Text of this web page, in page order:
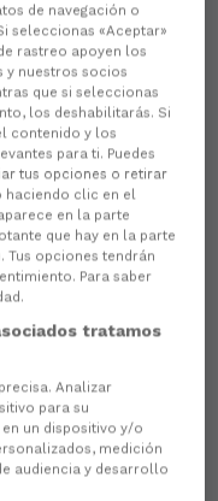
para el Racing el
el campo
Club .
que regirá
tarde en la Plaza
disputará lasdos
, por lo que habrá que
de navegación o
seleccionas «Aceptar»
rastreo apoyen los
y nuestros socios
que si seleccionas
los deshabilitarás. Si
contenido y los
para ti. Puedes
tus opciones o retirar
haciendo clic en el
en la parte
que hay en la parte
Tus opciones tendrán
Para saber
tratamos
Analizar
para su
un dispositivo y/o
medición
audiencia y desarrollo